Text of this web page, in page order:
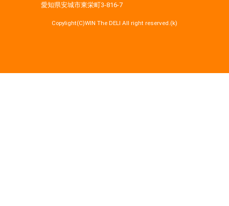
愛知県安城市東栄町3‐816‐7
Copylight(C)WIN The DELI All right reserved.(k)